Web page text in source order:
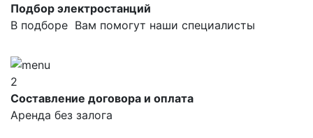
Подбор электростанций
В подборе Вам помогут наши специалисты
2
Составление договора и оплата
Аренда без залога